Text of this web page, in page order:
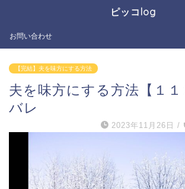
ピッコlog
お問い合わせ
【完結】夫を味方にする方法
夫を味方にする方法【１１
バレ
2023年11月26日 /